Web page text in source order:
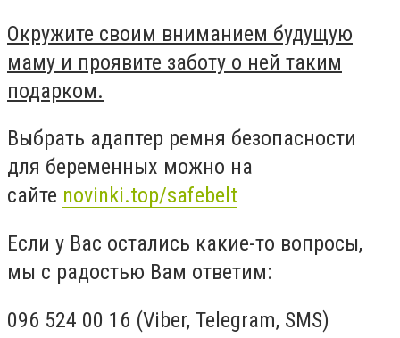
Окружите своим вниманием будущую
маму и проявите заботу о ней таким
подарком.
Выбрать адаптер ремня безопасности
для беременных можно на
сайте novinki.top/safebelt
Если у Вас остались какие-то вопросы,
мы с радостью Вам ответим:
096 524 00 16 (Viber, Telegram, SMS)